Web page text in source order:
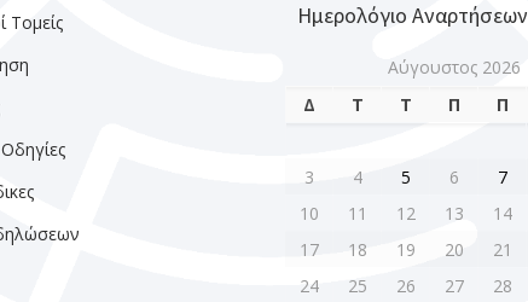
Τομείς
Ημερολόγιο Αναρτήσεων
Αύγουστος 2026
Δ
Τ Τ Π Π
3
4 5 6 7
10
11 12 13 14
17
18 19 20 21
24
25 26 27 28